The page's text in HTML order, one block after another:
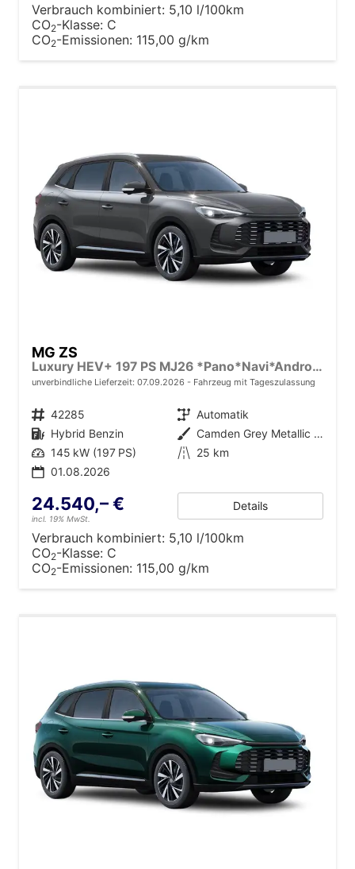
Verbrauch kombiniert: 5,10 l/100km
CO2-Klasse: C
CO2-Emissionen: 115,00 g/km
MG ZS
Luxury HEV+ 197 PS MJ26 *Pano*Navi*Android Auto*SHZ*360°*Kunstleder*Klimaauto*ACC
unverbindliche Lieferzeit: 07.09.2026 Fahrzeug mit Tageszulassung
Fahrzeugnr. 42285 Getriebe Automatik
Kraftstoff Hybrid Benzin Außenfarbe
Camden Grey Metallic [PAG]
Leistung 145 kW (197 PS) Kilometerstand 25 km
01.08.2026
24.540,– €
incl. 19% MwSt.
Details
Verbrauch kombiniert: 5,10 l/100km
CO2-Klasse: C
CO2-Emissionen: 115,00 g/km